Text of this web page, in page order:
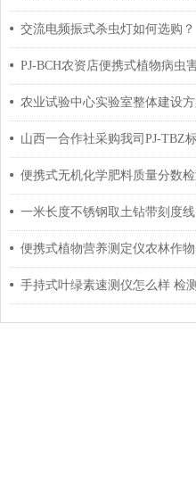
交流电频振式杀虫灯如何选购？
一米长度不锈钢取土钻带刻度线